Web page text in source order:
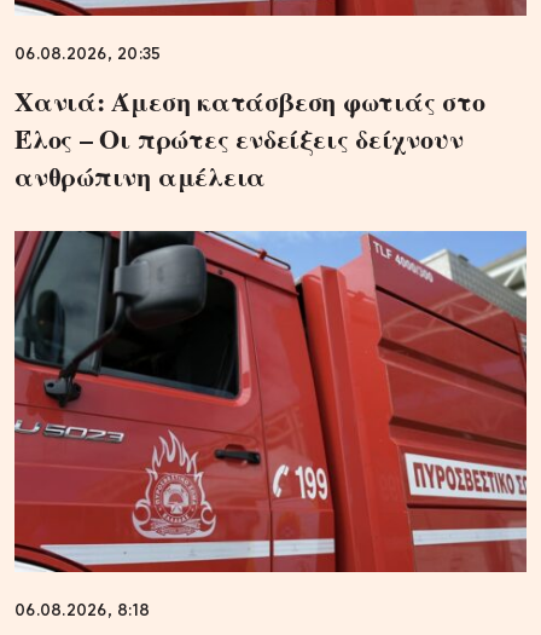
06.08.2026, 20:35
Χανιά: Άμεση κατάσβεση φωτιάς στο
Έλος – Οι πρώτες ενδείξεις δείχνουν
ανθρώπινη αμέλεια
06.08.2026, 8:18